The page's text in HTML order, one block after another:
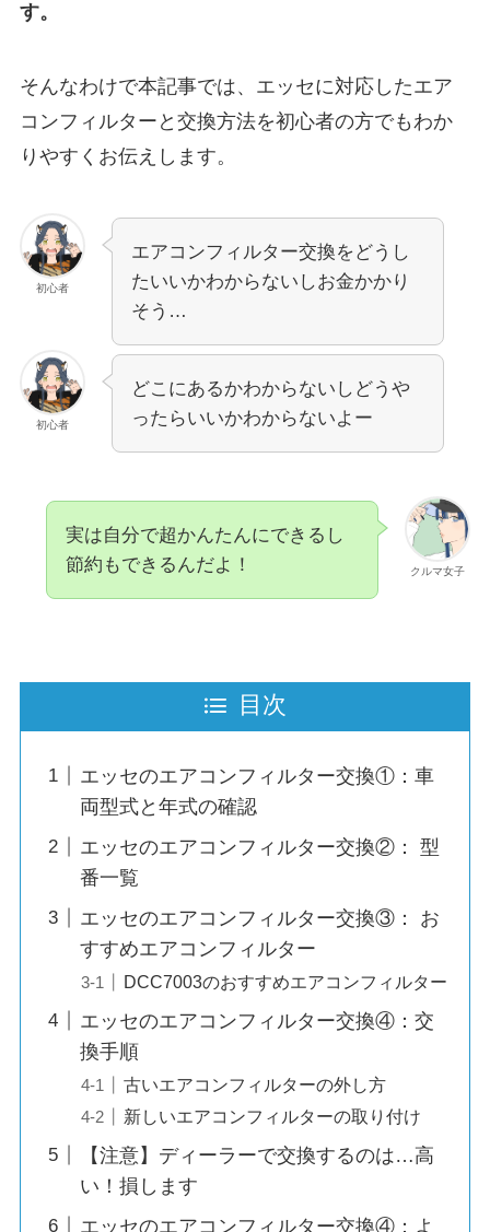
す。
そんなわけで本記事では、 エッセに対応したエア
コンフィルターと交換方法を初心者の方でもわか
りやすくお伝えします。
初心者
エアコンフィルター交換をどうし
たいいかわからないしお金かかり
そう…
初心者
どこにあるかわからないしどうや
ったらいいかわからないよー
クルマ女子
実は自分で超かんたんにできるし
節約もできるんだよ！
目次
エッセのエアコンフィルター交換①：車
両型式と年式の確認
エッセのエアコンフィルター交換②： 型
番一覧
エッセのエアコンフィルター交換③： お
すすめエアコンフィルター
DCC7003のおすすめエアコンフィルター
エッセのエアコンフィルター交換④：交
換手順
古いエアコンフィルターの外し方
新しいエアコンフィルターの取り付け
【注意】ディーラーで交換するのは…高
い！損します
エッセのエアコンフィルター交換④：よ